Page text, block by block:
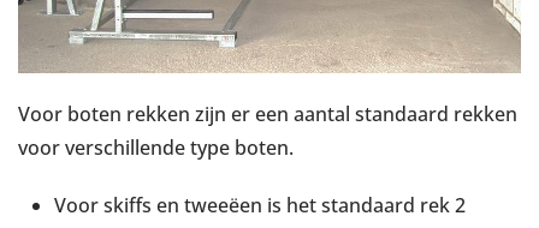
Voor boten rekken zijn er een aantal standaard rekken
voor verschillende type boten.
Voor skiffs en tweeëen is het standaard rek 2